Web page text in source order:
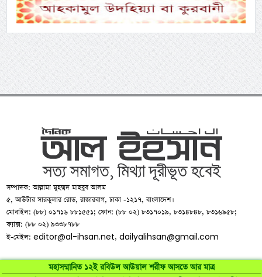
মহাসম্মানিত ১২ই রবিউল আউয়াল শরীফ আসতে আর মাত্র
সম্পাদক: আল্লামা মুহম্মদ মাহবুব আলম
৫, আউটার সারকুলার রোড, রাজারবাগ, ঢাকা -১২১৭, বাংলাদেশ।
মোবাইল: (৮৮) ০১৭১৬ ৮৮১৫৫১; ফোন: (৮৮ ০২) ৮৩১৭০১৯, ৮৩১৪৮৪৮, ৮৩১৬৯৫৮;
ফ্যাক্স: (৮৮ ০২) ৯৩৩৮৭৮৮
ই-মেইল:editor@al-ihsan.net,dailyalihsan@gmail.com